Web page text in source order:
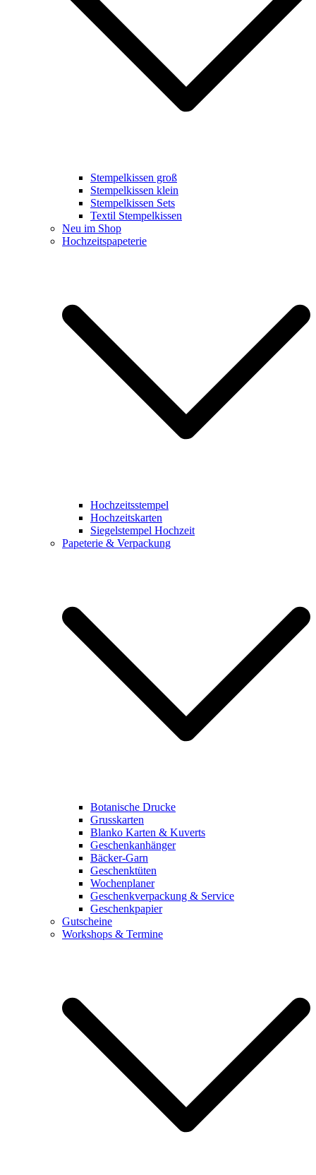
Stempelkissen groß
Stempelkissen klein
Stempelkissen Sets
Textil Stempelkissen
Neu im Shop
Hochzeitspapeterie
Hochzeitsstempel
Hochzeitskarten
Siegelstempel Hochzeit
Papeterie & Verpackung
Botanische Drucke
Grusskarten
Blanko Karten & Kuverts
Geschenkanhänger
Bäcker-Garn
Geschenktüten
Wochenplaner
Geschenkverpackung & Service
Geschenkpapier
Gutscheine
Workshops & Termine